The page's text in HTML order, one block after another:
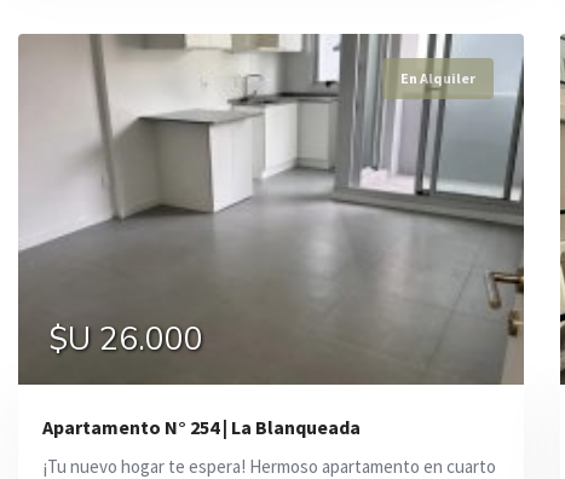
En Alquiler
$U 26.000
Apartamento N° 254 | La Blanqueada
¡Tu nuevo hogar te espera! Hermoso apartamento en cuarto
En Alquiler
$U 52.000
En Alquiler
$U 44.900